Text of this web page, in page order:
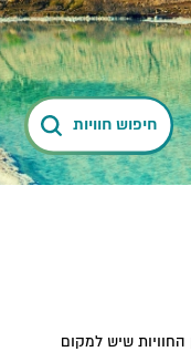
חיפוש חוויות
שיש למקום